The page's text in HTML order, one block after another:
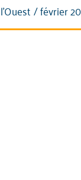
/février